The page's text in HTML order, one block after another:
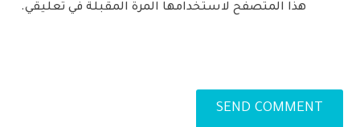
هذا المتصفح لاستخدامها المرة المقبلة في تعليقي.
SEND COMMENT